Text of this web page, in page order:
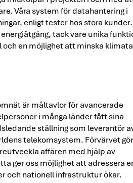
Våra system för datahantering i
enligt tester hos stora
tack vare unika
en möjlighet att minska
är måltavlor för avancerade
i många länder fått sina
ställning som leverantör
telekomsystem. Förvärvet
affären med hjälp av
ger oss möjlighet att adressera
och nationell infrastruktur ökar.